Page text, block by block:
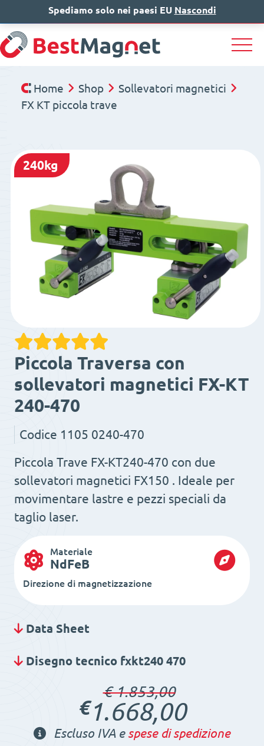
IT EN DE
Home Shop
Sollevatori magnetici
FX KT piccola trave
240kg
Piccola Traversa con
sollevatori magnetici FX-KT
240-470
Codice 1105 0240-470
Piccola Trave FX-KT240-470 con due
sollevatori magnetici FX150 . Ideale per
movimentare lastre e pezzi speciali da
taglio laser.
Materiale
NdFeB
Direzione di magnetizzazione
Data Sheet
Disegno tecnico fxkt240 470
€ 1.853,00
€1.668,00
Escluso IVA e spese di spedizione
Spediamo solo nei paesi EU Nascondi